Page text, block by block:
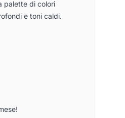
palette di colori
e toni caldi.